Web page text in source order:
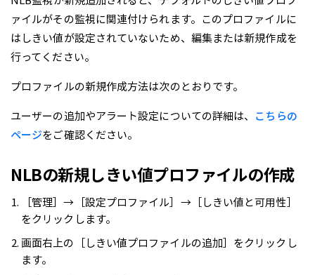
ァイルがその監視に関連付けられます。このプロファイルに
はしきい値が設定されていないため、編集または新規作成を
行ってください。
プロファイルの新規作成方法は次のとおりです。
ユーザーの追加やアラート設定についての詳細は、 こちらの
ページをご確認ください。
NLBの新規しきい値プロファイルの作成
［管理］→［設定プロファイル］→［しきい値と可用性］
をクリックします。
画面右上の［しきい値プロファイルの追加］をクリックし
ます。